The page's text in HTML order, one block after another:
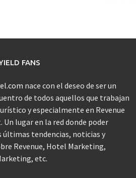
FANS
nace con el deseo de ser un
de todos aquellos que trabajan
y especialmente en Revenue
Un lugar en la red donde poder
tendencias, noticias y
Revenue, Hotel Marketing,
etc.